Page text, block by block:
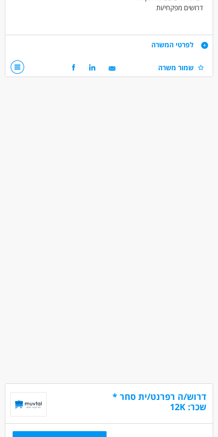
דרושים מפקחי/ות
דרישות
שישי לסירוגין
לפרטי המשרה
שמור משרה
דרוש/ה רפרנט/ית סחר *
שכר: 12K